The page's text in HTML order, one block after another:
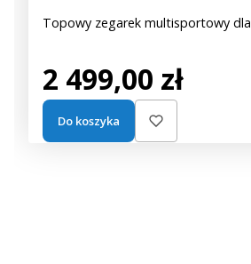
Topowy zegarek multisportowy
Cena
2 499,00 zł
Do koszyka